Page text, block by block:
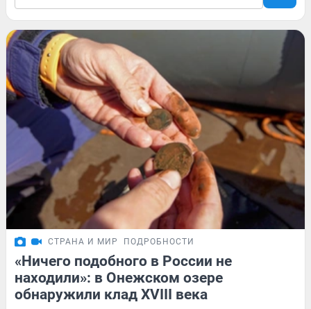
СТРАНА И МИР ПОДРОБНОСТИ
«Ничего подобного в России не
находили»: в Онежском озере
обнаружили клад XVIII века